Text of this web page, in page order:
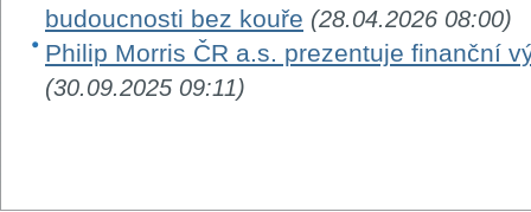
budoucnosti bez kouře (28.04.2026 08:00)
Philip Morris ČR a.s. prezentuje finanční
(30.09.2025 09:11)